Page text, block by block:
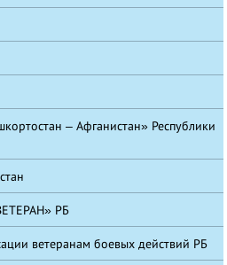
– Афганистан» Республики
РБ
ветеранам боевых действий РБ